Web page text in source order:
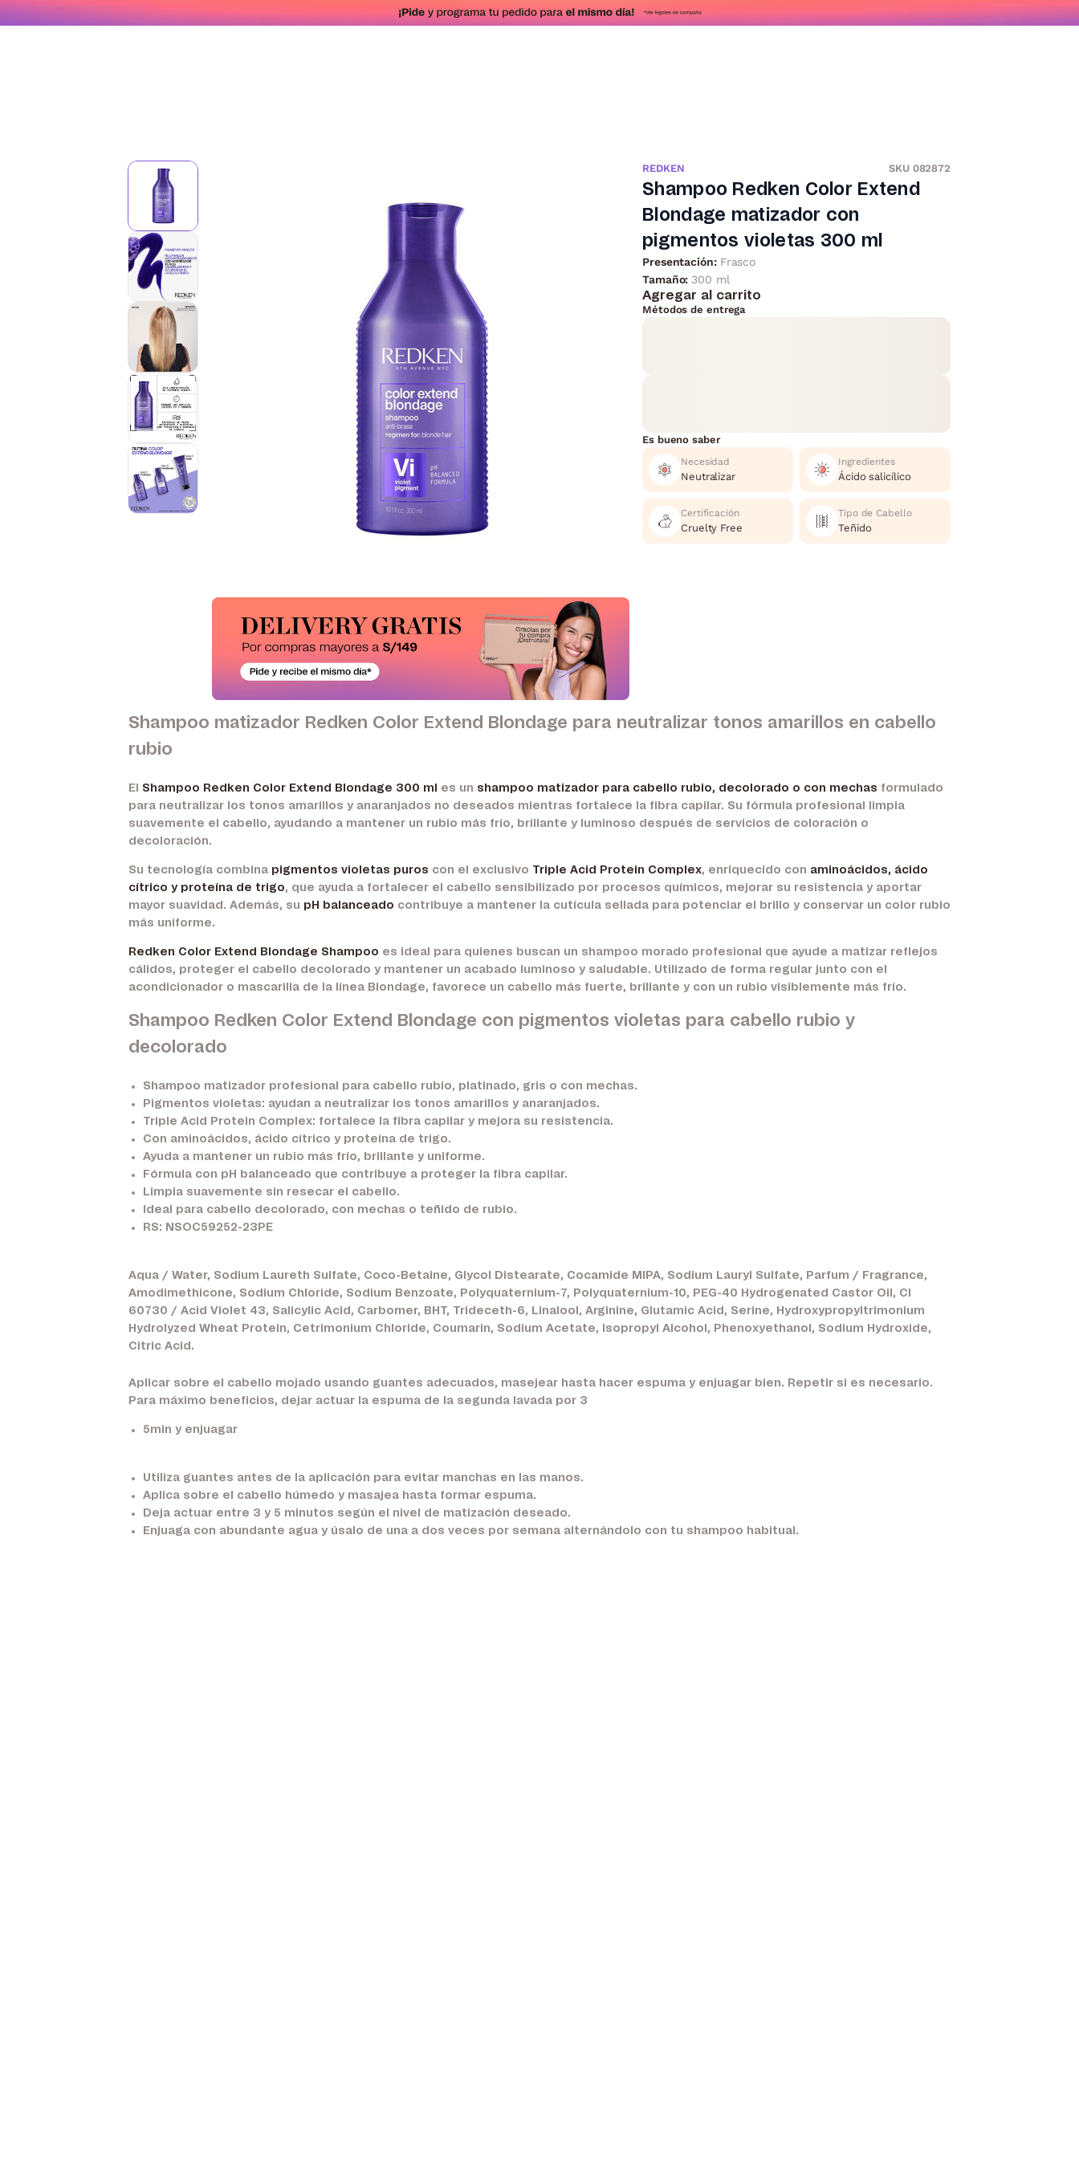
REDKEN SKU 082872
Shampoo Redken Color Extend
Blondage matizador con
pigmentos violetas 300 ml
Presentación: Frasco
Tamaño: 300 ml
Agregar al carrito
Métodos de entrega
Es bueno saber
Necesidad
Neutralizar
Ingredientes
Ácido salicílico
Certificación
Cruelty Free
Tipo de Cabello
Teñido
Shampoo matizador Redken Color Extend Blondage para neutralizar tonos amarillos en cabello
rubio
El Shampoo Redken Color Extend Blondage 300 ml es un shampoo matizador para cabello rubio, decolorado o con mechas formulado
para neutralizar los tonos amarillos y anaranjados no deseados mientras fortalece la fibra capilar. Su fórmula profesional limpia
suavemente el cabello, ayudando a mantener un rubio más frío, brillante y luminoso después de servicios de coloración o
decoloración.
Su tecnología combina pigmentos violetas puros con el exclusivo Triple Acid Protein Complex, enriquecido con aminoácidos, ácido
cítrico y proteína de trigo, que ayuda a fortalecer el cabello sensibilizado por procesos químicos, mejorar su resistencia y aportar
mayor suavidad. Además, su pH balanceado contribuye a mantener la cutícula sellada para potenciar el brillo y conservar un color rubio
más uniforme.
Redken Color Extend Blondage Shampoo es ideal para quienes buscan un shampoo morado profesional que ayude a matizar reflejos
cálidos, proteger el cabello decolorado y mantener un acabado luminoso y saludable. Utilizado de forma regular junto con el
acondicionador o mascarilla de la línea Blondage, favorece un cabello más fuerte, brillante y con un rubio visiblemente más frío.
Shampoo Redken Color Extend Blondage con pigmentos violetas para cabello rubio y
decolorado
Shampoo matizador profesional para cabello rubio, platinado, gris o con mechas.
Pigmentos violetas: ayudan a neutralizar los tonos amarillos y anaranjados.
Triple Acid Protein Complex: fortalece la fibra capilar y mejora su resistencia.
Con aminoácidos, ácido cítrico y proteína de trigo.
Ayuda a mantener un rubio más frío, brillante y uniforme.
Fórmula con pH balanceado que contribuye a proteger la fibra capilar.
Limpia suavemente sin resecar el cabello.
Ideal para cabello decolorado, con mechas o teñido de rubio.
RS: NSOC59252-23PE
Aqua / Water, Sodium Laureth Sulfate, Coco-Betaine, Glycol Distearate, Cocamide MIPA, Sodium Lauryl Sulfate, Parfum / Fragrance,
Amodimethicone, Sodium Chloride, Sodium Benzoate, Polyquaternium-7, Polyquaternium-10, PEG-40 Hydrogenated Castor Oil, CI
60730 / Acid Violet 43, Salicylic Acid, Carbomer, BHT, Trideceth-6, Linalool, Arginine, Glutamic Acid, Serine, Hydroxypropyltrimonium
Hydrolyzed Wheat Protein, Cetrimonium Chloride, Coumarin, Sodium Acetate, Isopropyl Alcohol, Phenoxyethanol, Sodium Hydroxide,
Citric Acid.
Aplicar sobre el cabello mojado usando guantes adecuados, masejear hasta hacer espuma y enjuagar bien. Repetir si es necesario.
Para máximo beneficios, dejar actuar la espuma de la segunda lavada por 3
5min y enjuagar
Utiliza guantes antes de la aplicación para evitar manchas en las manos.
Aplica sobre el cabello húmedo y masajea hasta formar espuma.
Deja actuar entre 3 y 5 minutos según el nivel de matización deseado.
Enjuaga con abundante agua y úsalo de una a dos veces por semana alternándolo con tu shampoo habitual.